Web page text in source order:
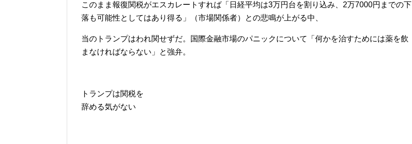
このまま報復関税がエスカレートすれば「日経平均は3万円台を割り込み、2万7000円までの下
落も可能性としてはあり得る」（市場関係者）との悲鳴が上がる中、
当のトランプはわれ関せずだ。国際金融市場のパニックについて「何かを治すためには薬を飲
まなければならない」と強弁。
トランプは関税を
辞める気がない